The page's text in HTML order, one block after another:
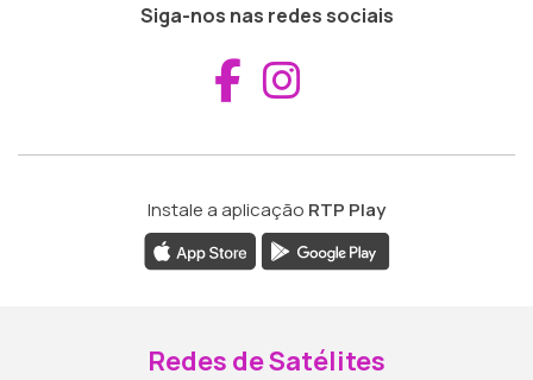
Siga-nos nas redes sociais
Aceder ao
Instale a aplicação RTP Play
Redes de Satélites